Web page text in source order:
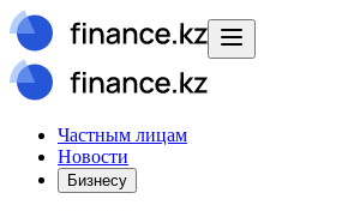
Частным лицам
Новости
Бизнесу